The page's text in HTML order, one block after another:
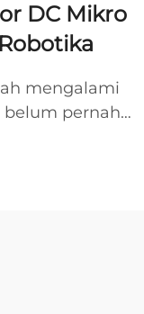
DC Mikro
mengalami
pernah
oleh